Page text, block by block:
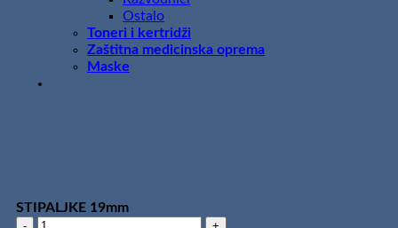
Ostalo
Toneri i kertridži
Zaštitna medicinska oprema
Maske
STIPALJKE 19mm
STIPALJKE